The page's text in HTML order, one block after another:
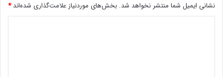
نشانی ایمیل شما منتشر نخواهد شد. بخش‌های موردنیاز علامت‌گذاری شده‌اند*